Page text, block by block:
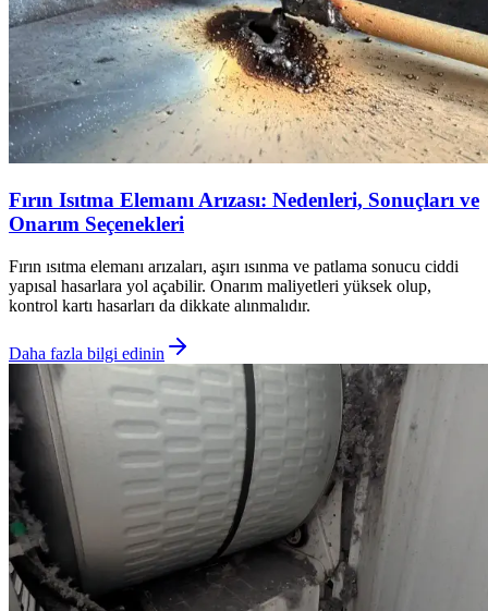
Fırın Isıtma Elemanı Arızası: Nedenleri, Sonuçları ve
Onarım Seçenekleri
Fırın ısıtma elemanı arızaları, aşırı ısınma ve patlama sonucu ciddi
yapısal hasarlara yol açabilir. Onarım maliyetleri yüksek olup,
kontrol kartı hasarları da dikkate alınmalıdır.
Daha fazla bilgi edinin